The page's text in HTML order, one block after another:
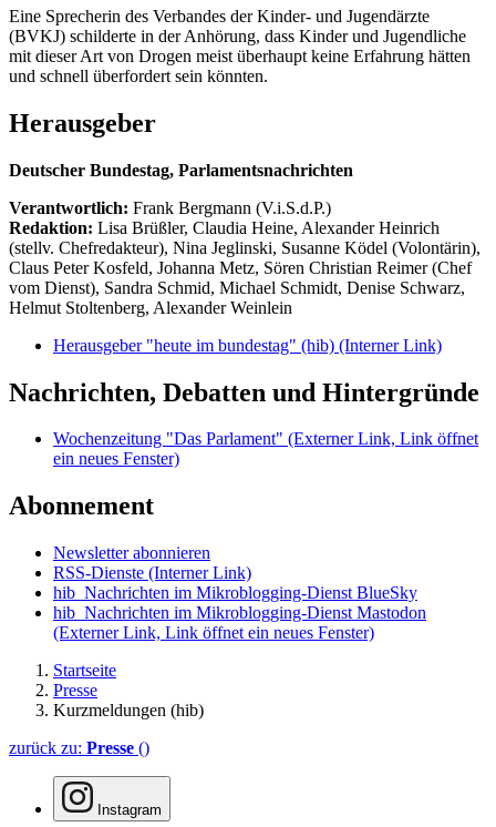
Eine Sprecherin des Verbandes der Kinder- und Jugendärzte
(BVKJ) schilderte in der Anhörung, dass Kinder und Jugendliche
mit dieser Art von Drogen meist überhaupt keine Erfahrung hätten
und schnell überfordert sein könnten.
Herausgeber
Deutscher Bundestag, Parlamentsnachrichten
Verantwortlich: Frank Bergmann (V.i.S.d.P.)
Redaktion: Lisa Brüßler, Claudia Heine, Alexander Heinrich
(stellv. Chefredakteur), Nina Jeglinski, Susanne Ködel (Volontärin),
Claus Peter Kosfeld, Johanna Metz, Sören Christian Reimer (Chef
vom Dienst), Sandra Schmid, Michael Schmidt, Denise Schwarz,
Helmut Stoltenberg, Alexander Weinlein
Herausgeber "heute im bundestag" (hib) (Interner Link)
Nachrichten, Debatten und Hintergründe
Wochenzeitung "Das Parlament" (Externer Link, Link öffnet
ein neues Fenster)
Abonnement
Newsletter abonnieren
RSS-Dienste (Interner Link)
hib_Nachrichten im Mikroblogging-Dienst BlueSky
hib_Nachrichten im Mikroblogging-Dienst Mastodon
(Externer Link, Link öffnet ein neues Fenster)
Startseite
Presse
Kurzmeldungen (hib)
zurück zu: Presse ()
Instagram